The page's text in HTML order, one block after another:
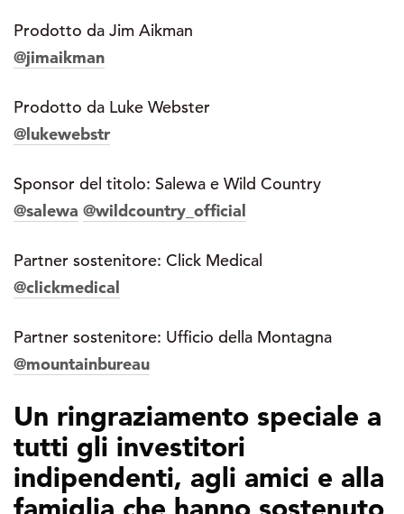
Prodotto da Jim Aikman
@jimaikman
Prodotto da Luke Webster
@lukewebstr
Sponsor del titolo: Salewa e Wild Country
@salewa @wildcountry_official
Partner sostenitore: Click Medical
@clickmedical
Partner sostenitore: Ufficio della Montagna
@mountainbureau
Un ringraziamento speciale a
tutti gli investitori
indipendenti, agli amici e alla